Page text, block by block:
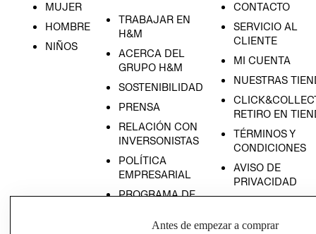
MUJER
HOMBRE
NIÑOS
TRABAJAR EN
H&M
ACERCA DEL
GRUPO H&M
SOSTENIBILIDAD
PRENSA
RELACIÓN CON
INVERSONISTAS
POLÍTICA
EMPRESARIAL
PROGRAMA DE
Y ÉTICA
CONTACTO
SERVICIO AL
CLIENTE
MI CUENTA
NUESTRAS
RETIRO EN
TÉRMINOS Y
CONDICIONES
AVISO DE
PRIVACIDAD
AVISO DE
Antes de empezar a comprar